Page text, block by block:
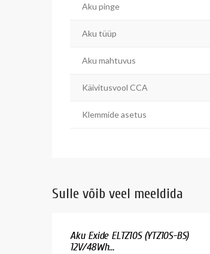
Aku pinge
Aku tüüp
Aku mahtuvus
Käivitusvool CCA
Klemmide asetus
Sulle võib veel meeldida
Aku Exide ELTZ10S (YTZ10S-BS)
12V/48Wh...